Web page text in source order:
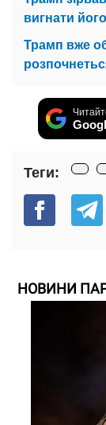
вигнати
Трамп вже
Теги:
НОВИНИ